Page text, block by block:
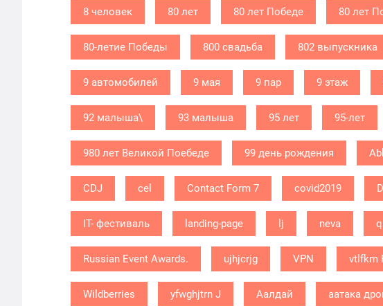
8 человек 80 лет 80 лет Победе 80 лет
80-летие Победы 800 свадьба 802 выпускника
9 автомобилей 9 мая 9 пар 9 этаж
92 малыша\ 93 малыша 95 лет 95-лет
980 лет Великой Поебеде 99 день рождения
CDJ cel Contact Form 7 covid2019
IT- фестиваль landing-page lj neva
Russian Event Awards. ujhjcrjg VPN vtlfkm
Wildberries yfwghjtrn J Аалдай аатака